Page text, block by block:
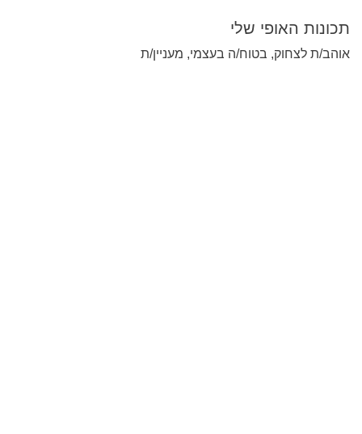
תכונות האופי שלי
אוהב/ת לצחוק, בטוח/ה בעצמי, מעניין/ת